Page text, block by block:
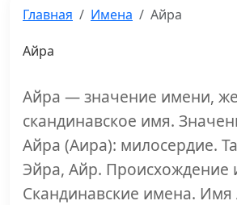
Главная Имена Айра
Айра
Айра — значение имени,
скандинавское имя.
Айра (Аира): милосердие.
Эйра, Айр. Происхождение
Скандинавские имена. Имя